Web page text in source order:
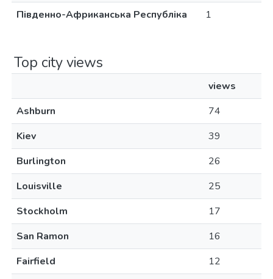
Південно-Африканська Республіка
1
Top city views
views
Ashburn
74
Kiev
39
Burlington
26
Louisville
25
Stockholm
17
San Ramon
16
Fairfield
12